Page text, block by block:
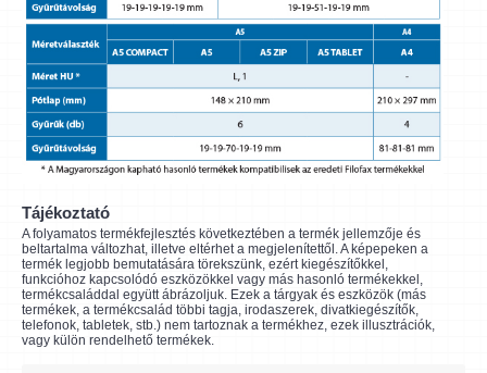
Tájékoztató
A folyamatos termékfejlesztés következtében a termék jellemzője és
beltartalma változhat, illetve eltérhet a megjelenítettől. A képepeken a
termék legjobb bemutatására törekszünk, ezért kiegészítőkkel,
funkcióhoz kapcsolódó eszközökkel vagy más hasonló termékekkel,
termékcsaláddal együtt ábrázoljuk. Ezek a tárgyak és eszközök (más
termékek, a termékcsalád többi tagja, irodaszerek, divatkiegészítők,
telefonok, tabletek, stb.) nem tartoznak a termékhez, ezek illusztrációk,
vagy külön rendelhető termékek.